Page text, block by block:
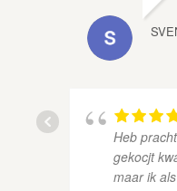
Heb
gekocjt
maar ik